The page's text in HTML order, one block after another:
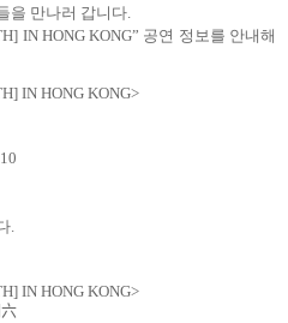
을 만나러 갑니다.
IN HONG KONG” 공연 정보를 안내해
IN HONG KONG>
.
IN HONG KONG>